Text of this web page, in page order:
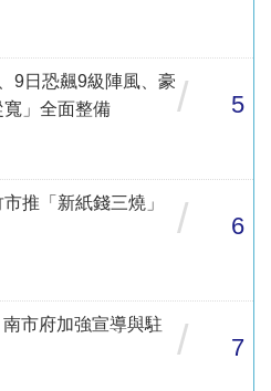
9日恐飆9級陣風、豪
」全面整備
/ 5
推「新紙錢三燒」
/ 6
市府加強宣導與駐
/ 7